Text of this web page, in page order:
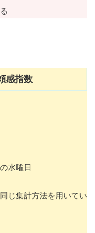
感指数
水曜日
じ集計方法を用いてい